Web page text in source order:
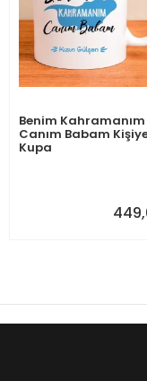
Benim Kahramanım
Canım Babam
Kupa